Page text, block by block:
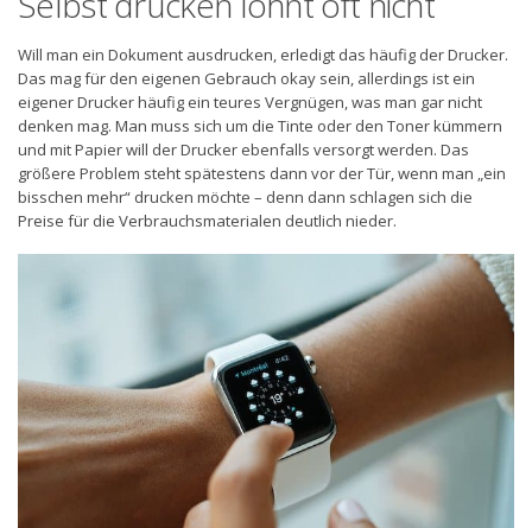
Prepaid-Tarife
Datentarife
Flatrate-Prepaidtarife
Mobilfunk-Vergleichsrechner
Mobilfunk-Tarifrechner
Flatrate-Datentarife
Will man ein Dokument ausdrucken, erledigt das häufig der Drucker.
Das mag für den eigenen Gebrauch okay sein, allerdings ist ein
eigener Drucker häufig ein teures Vergnügen, was man gar nicht
denken mag. Man muss sich um die Tinte oder den Toner kümmern
und mit Papier will der Drucker ebenfalls versorgt werden. Das
größere Problem steht spätestens dann vor der Tür, wenn man „ein
bisschen mehr“ drucken möchte – denn dann schlagen sich die
Preise für die Verbrauchsmaterialen deutlich nieder.